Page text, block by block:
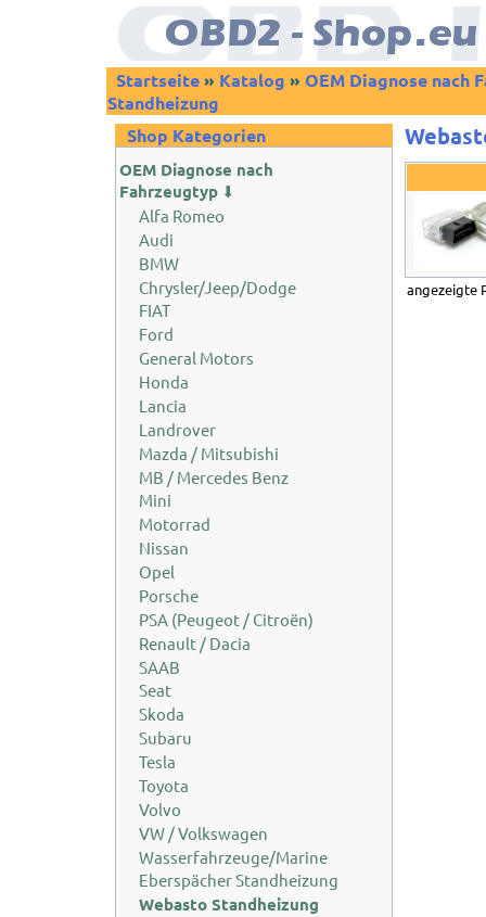
Startseite» Katalog » OEM Diagnose nach
Standheizung
Shop Kategorien
OEM Diagnose nach
Fahrzeugtyp ⬇
Alfa Romeo
Audi
BMW
Chrysler/Jeep/Dodge
FIAT
Ford
General Motors
Honda
Lancia
Landrover
Mazda / Mitsubishi
MB / Mercedes Benz
Mini
Motorrad
Nissan
Opel
Porsche
PSA (Peugeot / Citroën)
Renault / Dacia
SAAB
Seat
Skoda
Subaru
Tesla
Toyota
Volvo
VW / Volkswagen
Wasserfahrzeuge/Marine
Eberspächer Standheizung
Webasto Standheizung
angezeigte